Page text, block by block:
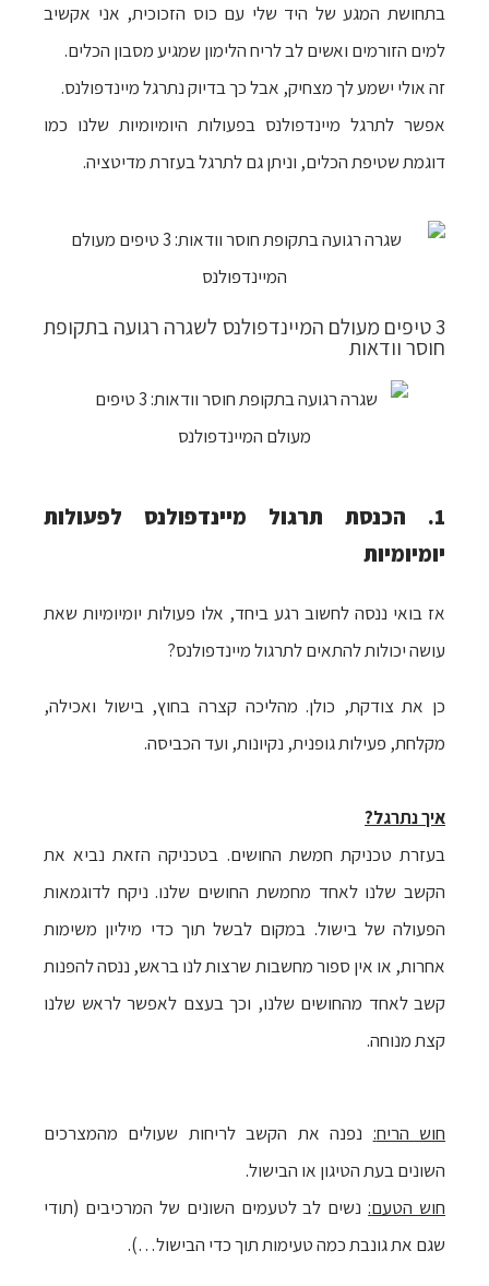
בתחושת המגע של היד שלי עם כוס הזכוכית, אני אקשיב
למים הזורמים ואשים לב לריח הלימון שמגיע מסבון הכלים.
זה אולי ישמע לך מצחיק, אבל כך בדיוק נתרגל מיינדפולנס.
אפשר לתרגל מיינדפולנס בפעולות היומיומיות שלנו כמו
דוגמת שטיפת הכלים, וניתן גם לתרגל בעזרת מדיטציה.
3 טיפים מעולם המיינדפולנס לשגרה רגועה בתקופת
חוסר וודאות
1. הכנסת תרגול מיינדפולנס לפעולות
יומיומיות
אז בואי ננסה לחשוב רגע ביחד, אלו פעולות יומיומיות שאת
עושה יכולות להתאים לתרגול מיינדפולנס?
כן את צודקת, כולן. מהליכה קצרה בחוץ, בישול ואכילה,
מקלחת, פעילות גופנית, נקיונות, ועד הכביסה.
איך נתרגל?
בעזרת טכניקת חמשת החושים. בטכניקה הזאת נביא את
הקשב שלנו לאחד מחמשת החושים שלנו. ניקח לדוגמאות
הפעולה של בישול. במקום לבשל תוך כדי מיליון משימות
אחרות, או אין ספור מחשבות שרצות לנו בראש, ננסה להפנות
קשב לאחד מהחושים שלנו, וכך בעצם לאפשר לראש שלנו
קצת מנוחה.
חוש הריח: נפנה את הקשב לריחות שעולים מהמצרכים
השונים בעת הטיגון או הבישול.
חוש הטעם:נשים לב לטעמים השונים של המרכיבים (תודי
שגם את גונבת כמה טעימות תוך כדי הבישול…).